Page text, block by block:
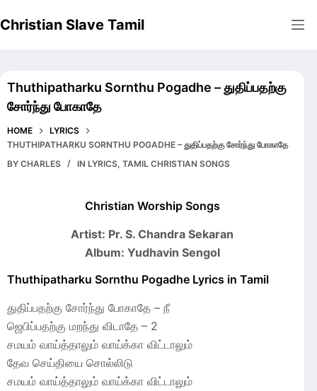
to
Christian Slave Tamil
Thuthipatharku Sornthu Pogadhe – துதிப்பதற்கு
சோர்ந்து போகாதே
HOME
LYRICS
THUTHIPATHARKU SORNTHU POGADHE – துதிப்பதற்கு சோர்ந்து போகாதே
BY CHARLES IN LYRICS,TAMIL CHRISTIAN SONGS
Christian Worship Songs
Artist: Pr. S. Chandra Sekaran
Album: Yudhavin Sengol
Thuthipatharku Sornthu Pogadhe Lyrics in Tamil
துதிப்பதற்கு சோர்ந்து போகாதே – நீ
ஜெபிப்பதற்கு மறந்து விடாதே – 2
சமயம் வாய்த்தாலும் வாய்க்கா விட்டாலும்
தேவ செய்தியை சொல்லிடு
சமயம் வாய்த்தாலும் வாய்க்கா விட்டாலும்